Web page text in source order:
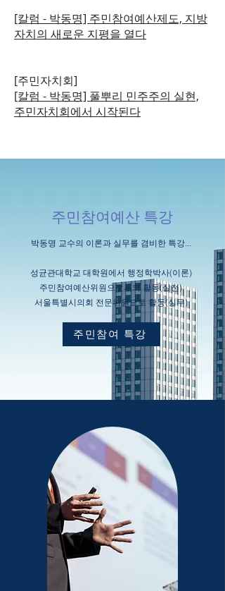
[칼럼 - 박동명] 주민참여예산제도, 지방
자치의 새로운 지평을 열다
​[주민자치회]
[칼럼 - 박동명] 풀뿌리 민주주의 실현,
주민자치회에서 시작된다
주민참여예산 특강
박동명 교수의 이론과 실무를 겸비한 특강...
성균관대학교 대학원에서 행정학박사(이론)
주민참여예산위원으로서의 활동(실전)
​서울특별시의회 전문위원으로 활동(실무)
주민참여 특강